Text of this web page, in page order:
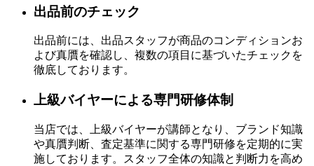
出品前のチェック
出品前には、出品スタッフが商品のコンディションお
よび真贋を確認し、複数の項目に基づいたチェックを
徹底しております。
上級バイヤーによる専門研修体制
当店では、上級バイヤーが講師となり、ブランド知識
や真贋判断、査定基準に関する専門研修を定期的に実
施しております。スタッフ全体の知識と判断力を高め